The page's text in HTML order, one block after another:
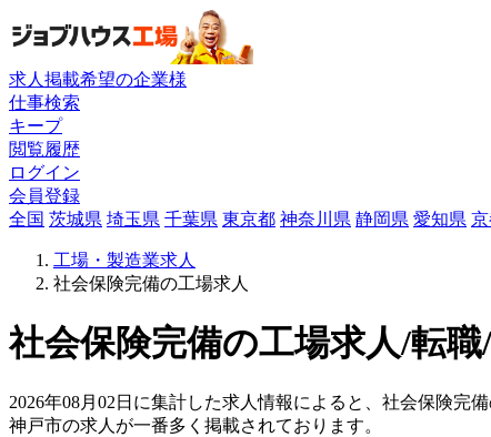
求人掲載希望の企業様
仕事検索
キープ
閲覧履歴
ログイン
会員登録
全国 茨城県 埼玉県 千葉県 東京都 神奈川県 静岡県 愛知県
工場・製造業求人
社会保険完備の工場求人
社会保険完備の工場求人/転職
2026年08月02日に集計した求人情報によると、社会保険完
神戸市の求人が一番多く掲載されております。